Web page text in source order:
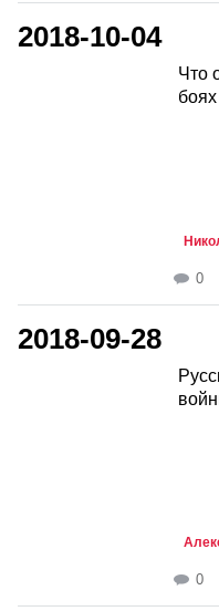
2018-10-04
Что
0
2018-09-28
0